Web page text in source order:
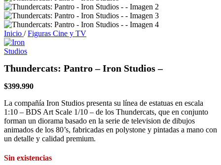
Inicio / Figuras Cine y TV
Thundercats: Pantro – Iron Studios –
$399.990
La compañía Iron Studios presenta su línea de estatuas en escala
1:10 – BDS Art Scale 1/10 – de los Thundercats, que en conjunto
forman un diorama basado en la serie de television de dibujos
animados de los 80’s, fabricadas en polystone y pintadas a mano con
un detalle y calidad premium.
Sin existencias